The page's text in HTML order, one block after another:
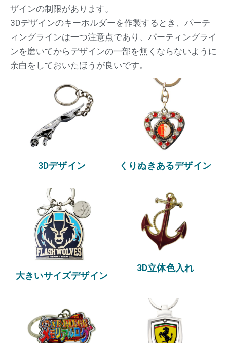
ザインの制限があります。
3Dデザインのキーホルダーを作製するとき、パーテ
ィングラインは一つ注意点であり、パーティングライ
ンを磨いてからデザインの一部を無くならないように
余白をしておいたほうが良いです。
3Dデザイン くりぬきあるデザイン
大きいサイズデザイン
3D立体色入れ